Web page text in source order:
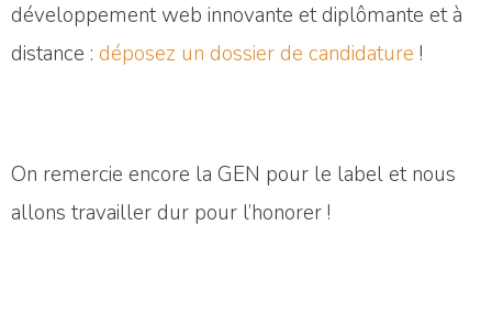
développement web innovante et diplômante et à
distance : déposez un dossier de candidature !
On remercie encore la GEN pour le label et nous
allons travailler dur pour l’honorer !